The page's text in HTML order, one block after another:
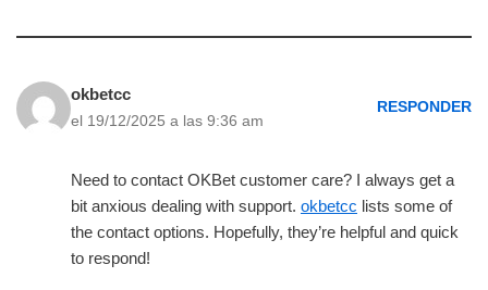
okbetcc
el 19/12/2025 a las 9:36 am
RESPONDER
Need to contact OKBet customer care? I always get a
bit anxious dealing with support. okbetcc lists some of
the contact options. Hopefully, they’re helpful and quick
to respond!